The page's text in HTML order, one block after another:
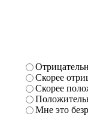
Скорее
Скорее
Мне это